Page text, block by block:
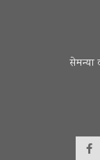
सेमन्या